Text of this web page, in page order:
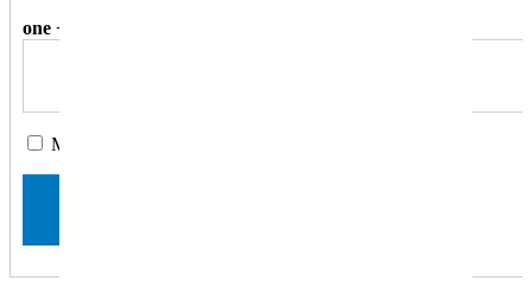
one + two =
Manter sessão